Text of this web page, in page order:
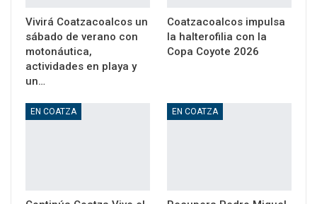
Vivirá Coatzacoalcos un
sábado de verano con
motonáutica,
actividades en playa y
un…
Coatzacoalcos impulsa
la halterofilia con la
Copa Coyote 2026
EN COATZA EN COATZA